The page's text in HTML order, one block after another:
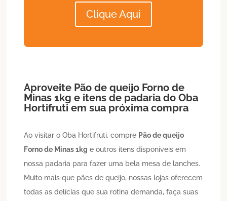
Clique Aqui
Aproveite Pão de queijo Forno de
Minas 1kg e itens de padaria do Oba
Hortifruti em sua próxima compra
Ao visitar o Oba Hortifruti, compre Pão de queijo
Forno de Minas 1kg e outros itens disponíveis em
nossa padaria para fazer uma bela mesa de lanches.
Muito mais que pães de queijo, nossas lojas oferecem
todas as delícias que sua rotina demanda, faça suas